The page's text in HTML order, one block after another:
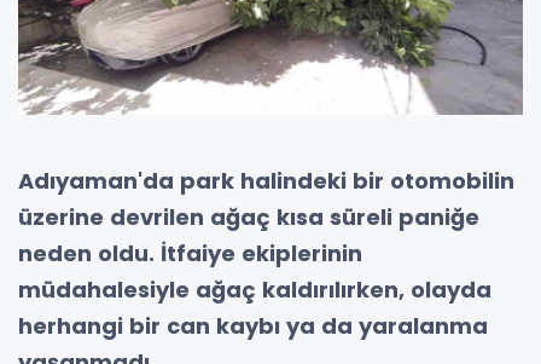
Adıyaman'da park halindeki bir otomobilin
üzerine devrilen ağaç kısa süreli paniğe
neden oldu. İtfaiye ekiplerinin
müdahalesiyle ağaç kaldırılırken, olayda
herhangi bir can kaybı ya da yaralanma